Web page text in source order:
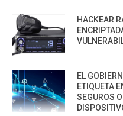
HACKEAR
EL
ETIQUETA
SEGUROS